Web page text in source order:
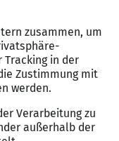
eingestellt
zur Verhandlung
zur Seite.
auch gern